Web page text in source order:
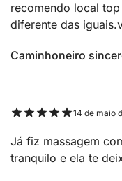
recomendo local
diferente das
Caminhoneiro
14 de maio
Já fiz massagem
tranquilo e ela te